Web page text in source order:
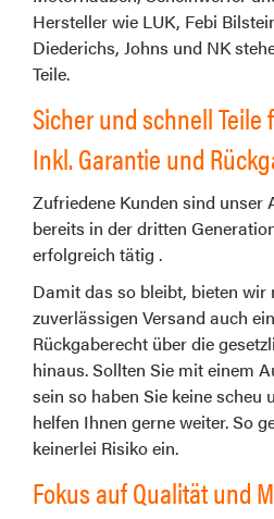
Hersteller wie LUK, Febi
Diederichs, Johns und NK
Teile.
Sicher und schnell
Inkl. Garantie und
Zufriedene Kunden sind unser
bereits in der dritten
erfolgreich tätig .
Damit das so bleibt, bieten wir
zuverlässigen Versand auch
Rückgaberecht über die
hinaus. Sollten Sie mit einem
sein so haben Sie keine scheu
helfen Ihnen gerne weiter. So
keinerlei Risiko ein.
Fokus auf Qualität und